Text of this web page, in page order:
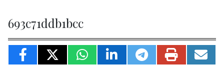
693c71ddb1bcc